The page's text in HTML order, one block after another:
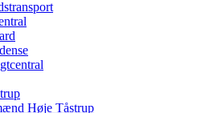
Høje Tåstrup